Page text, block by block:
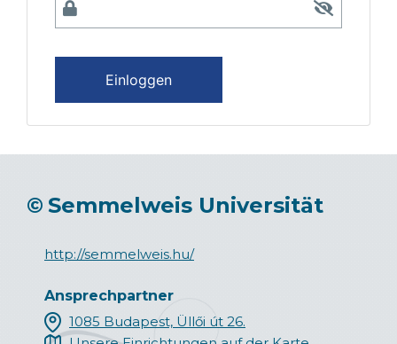
Einloggen
© Semmelweis Universität
http://semmelweis.hu/
Ansprechpartner
1085 Budapest, Üllői út 26.